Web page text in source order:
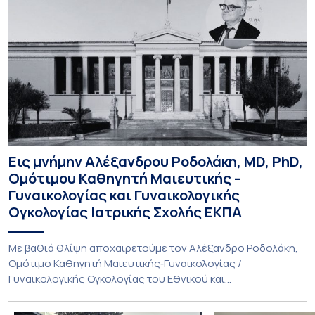
Εις μνήμην Αλέξανδρου Ροδολάκη, MD, PhD,
Ομότιμου Καθηγητή Μαιευτικής –
Γυναικολογίας και Γυναικολογικής
Ογκολογίας Ιατρικής Σχολής ΕΚΠΑ
Με βαθιά θλίψη αποχαιρετούμε τον Αλέξανδρο Ροδολάκη,
Ομότιμο Καθηγητή Μαιευτικής‑Γυναικολογίας /
Γυναικολογικής Ογκολογίας του Εθνικού και
Διευθυντή της Α’ Μαιευτικής και Γυναικολογικής Κλινικής,